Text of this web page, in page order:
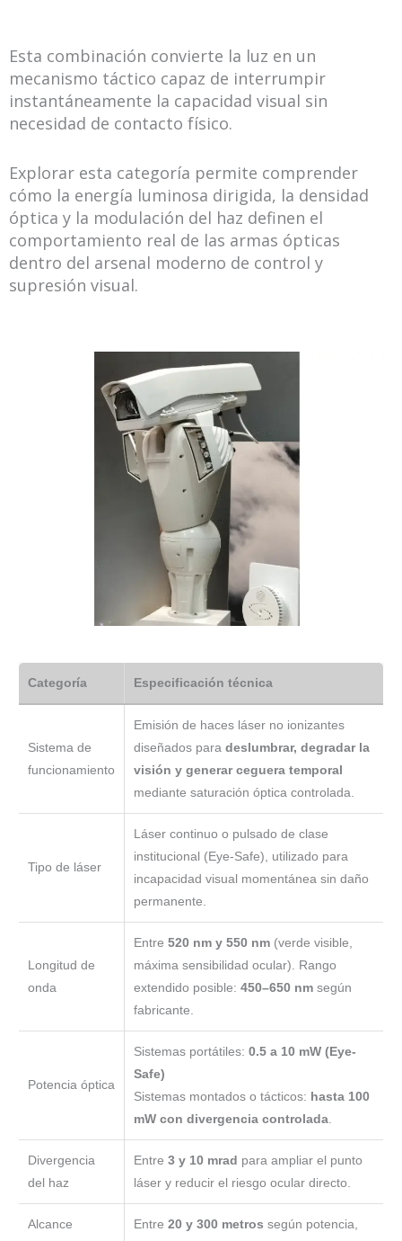
Esta combinación convierte la luz en un
mecanismo táctico capaz de interrumpir
instantáneamente la capacidad visual sin
necesidad de contacto físico.
Explorar esta categoría permite comprender
cómo la energía luminosa dirigida, la densidad
óptica y la modulación del haz definen el
comportamiento real de las armas ópticas
dentro del arsenal moderno de control y
supresión visual.
Categoría Especificación técnica
Sistema de
funcionamiento
Emisión de haces láser no ionizantes
diseñados para deslumbrar, degradar la
visión y generar ceguera temporal
mediante saturación óptica controlada.
Tipo de láser
Láser continuo o pulsado de clase
institucional (Eye-Safe), utilizado para
incapacidad visual momentánea sin daño
permanente.
Longitud de
onda
Entre 520 nm y 550 nm (verde visible,
máxima sensibilidad ocular). Rango
extendido posible: 450–650 nm según
fabricante.
Potencia óptica
Sistemas portátiles: 0.5 a 10 mW (Eye-
Safe)
Sistemas montados o tácticos: hasta 100
mW con divergencia controlada
Divergencia
del haz
Entre 3 y 10 mrad para ampliar el punto
láser y reducir el riesgo ocular directo.
Alcance
Entre 20 y 300 metros según potencia,